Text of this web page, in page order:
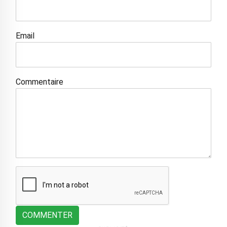
Email
Commentaire
COMMENTER